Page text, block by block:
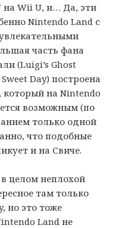
на Wii U, и… Да, эти
Nintendo Land с
часть фана
(Luigi’s Ghost
Day) построена
на Nintendo
возможным (по
только одной
что подобные
и на Свиче.
целом неплохой
там только
но это тоже
Land не